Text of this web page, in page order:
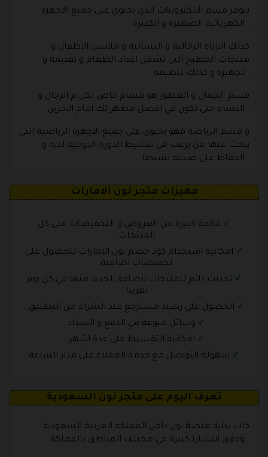
يتوفر قسم الالكترونيات الذي يحتوي على جميع الاجهزة
الكهربائية الصغيرة و الكبيرة .
كذلك الازياء الرجالية و النسائية و ملابس الاطفال و
منتجات المطبخ التي تشمل اعداد الطعام و تقديمه و
تجهيزة و كذلك تنظيفه .
قسم الجمال و العطور هو قسام خاص لكل م الرجال و
النساء حتى تكون في افضل مظهر لك امام الاخرين .
و قسم الرياضة فهو يحتوي على جميع الاجهزة الرياضية التي
يبحث عنها من يرغب في تنشيط الدورة الدومية لديه و
الحفاظ على صحته نشيطا .
مميزات متجر نون الامارات
قائمة كبيرة من العروض و التخفيضات على كل
المنتجات .
امكانية استخدام كود خصم نون الامارات للحصول على
تخفيضات اضافية .
تحديث دائم للمنتجات لاضافة الجديد منها في كل يوم
تقريبا .
الحصول على رصيد مسترجع عند الشراء من التطبيق .
وسائل منوعة في الدفع و السداد .
امكانية التقسيط على عدة اشهر .
سهولة التواصل مع خدمة العملاء على مدار الساعة
تعرف اليوم على متجر نون السعودية
كات بداية منصة نون داخل المملكة العربية السعودية
وحقق انتشارا كبيرة في مختلف المناطق بالمملكة .